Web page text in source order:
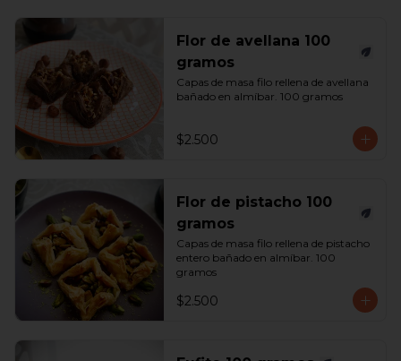
Flor de avellana 100
gramos
Capas de masa filo rellena de avellana
bañado en almíbar. 100 gramos
$2.500
Flor de pistacho 100
gramos
Capas de masa filo rellena de pistacho
entero bañado en almíbar. 100
gramos
$2.500